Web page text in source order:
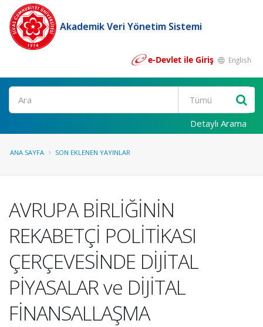
Akademik Veri Yönetim Sistemi
e-Devlet ile Giriş English
Ara
Detaylı Arama
ANA SAYFA SON EKLENEN YAYINLAR
AVRUPA BİRLİĞİNİN
REKABETÇİ POLİTİKASI
ÇERÇEVESİNDE DİJİTAL
PİYASALAR ve DİJİTAL
FİNANSALLAŞMA